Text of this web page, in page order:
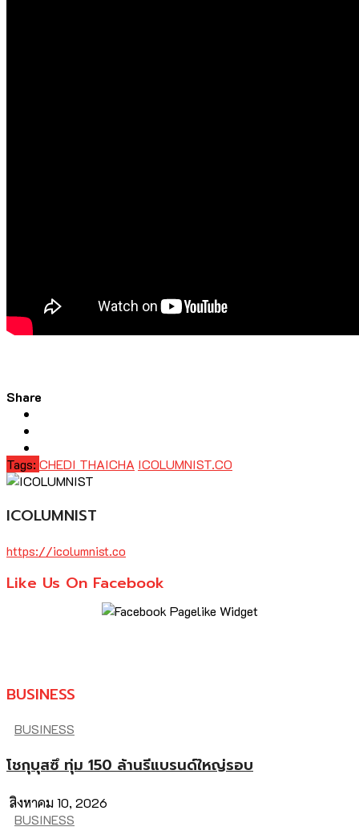
Share
Tags: CHEDI THAICHA ICOLUMNIST.CO
ICOLUMNIST
https://icolumnist.co
Like Us On Facebook
BUSINESS
BUSINESS
โชกุบุสซึ ทุ่ม 150 ล้านรีแบรนด์ใหญ่รอบ
สิงหาคม 10, 2026
BUSINESS